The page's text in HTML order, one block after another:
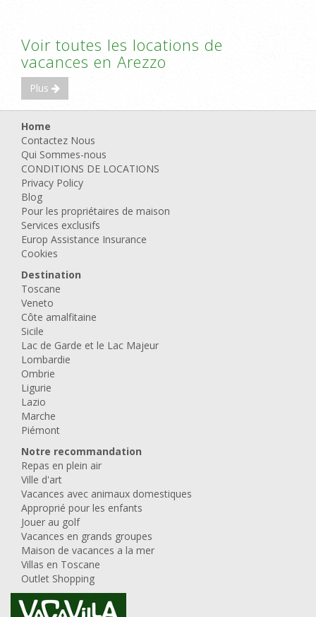
Voir toutes les locations de
vacances en Arezzo
Plus
Home
Contactez Nous
Qui Sommes-nous
CONDITIONS DE LOCATIONS
Privacy Policy
Blog
Pour les propriétaires de maison
Services exclusifs
Europ Assistance Insurance
Cookies
Destination
Toscane
Veneto
Côte amalfitaine
Sicile
Lac de Garde et le Lac Majeur
Lombardie
Ombrie
Ligurie
Lazio
Marche
Piémont
Notre recommandation
Repas en plein air
Ville d'art
Vacances avec animaux domestiques
Approprié pour les enfants
Jouer au golf
Vacances en grands groupes
Maison de vacances a la mer
Villas en Toscane
Outlet Shopping